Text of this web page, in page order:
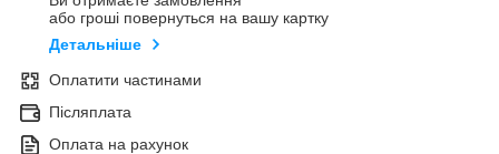
або гроші повернуться на вашу картку
Детальніше
Оплатити частинами
Післяплата
Оплата на рахунок